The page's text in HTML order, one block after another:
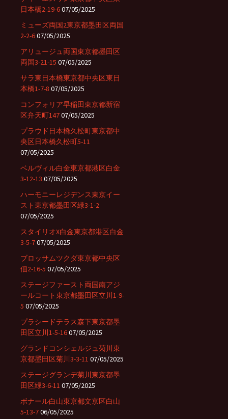
日本橋2-19-607/05/2025
ミューズ両国2東京都墨田区両国
2-2-607/05/2025
アリュージュ両国東京都墨田区
両国3-21-15 07/05/2025
サラ東日本橋東京都中央区東日
本橋1-7-8 07/05/2025
コンフォリア早稲田東京都新宿
区弁天町14707/05/2025
プラウド日本橋久松町東京都中
央区日本橋久松町5-11
07/05/2025
ベルヴィル白金東京都港区白金
3-12-13 07/05/2025
ハーモニーレジデンス東京イー
スト東京都墨田区緑3-1-2
07/05/2025
スタイリオX白金東京都港区白金
3-5-707/05/2025
ブロッサムツクダ東京都中央区
佃2-16-5 07/05/2025
ステージファースト両国南アジ
ールコート東京都墨田区立川1-9-
5 07/05/2025
プラシードテラス森下東京都墨
田区立川1-5-1607/05/2025
グランドコンシェルジュ菊川東
京都墨田区菊川3-3-11 07/05/2025
ステージグランデ菊川東京都墨
田区緑3-6-11 07/05/2025
ボナール白山東京都文京区白山
5-13-706/05/2025